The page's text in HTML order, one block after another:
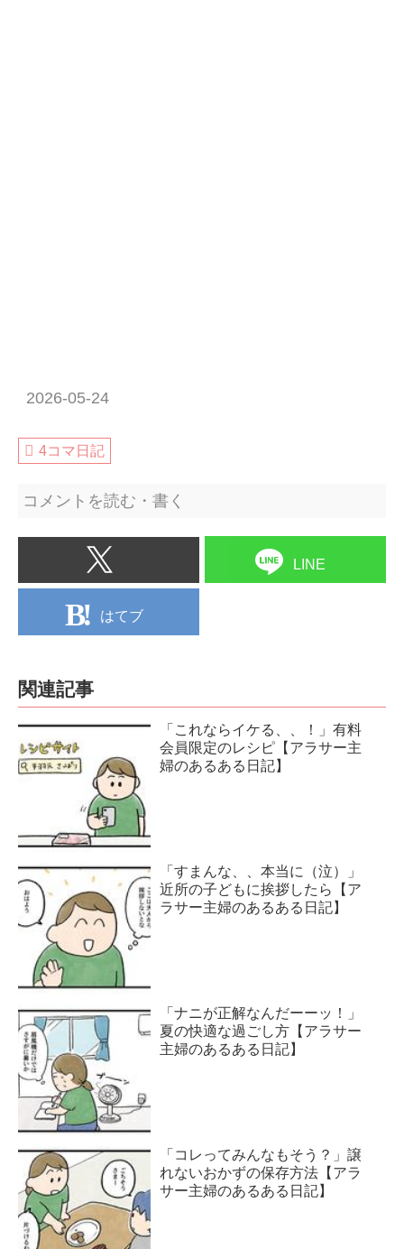
2026-05-24
4コマ日記
コメントを読む・書く
LINE
はてブ
関連記事
「これならイケる、、！」有料
会員限定のレシピ【アラサー主
婦のあるある日記】
「すまんな、、本当に（泣）」
近所の子どもに挨拶したら【ア
ラサー主婦のあるある日記】
「ナニが正解なんだーーッ！」
夏の快適な過ごし方【アラサー
主婦のあるある日記】
「コレってみんなもそう？」譲
れないおかずの保存方法【アラ
サー主婦のあるある日記】